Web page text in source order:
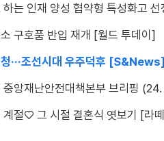
는 인재 양성 협약형 특성화고 선
구호품 반입 재개 [월드 투데이]
···조선시대 우주덕후 [S&News]
중앙재난안전대책본부 브리핑
계절♡ 그 시절 결혼식 엿보기 [라